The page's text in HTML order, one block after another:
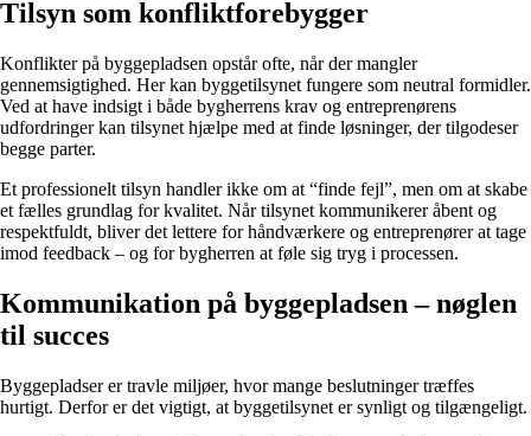
Tilsyn som konfliktforebygger
Konflikter på byggepladsen opstår ofte, når der mangler
gennemsigtighed. Her kan byggetilsynet fungere som neutral formidler.
Ved at have indsigt i både bygherrens krav og entreprenørens
udfordringer kan tilsynet hjælpe med at finde løsninger, der tilgodeser
begge parter.
Et professionelt tilsyn handler ikke om at “finde fejl”, men om at skabe
et fælles grundlag for kvalitet. Når tilsynet kommunikerer åbent og
respektfuldt, bliver det lettere for håndværkere og entreprenører at tage
imod feedback – og for bygherren at føle sig tryg i processen.
Kommunikation på byggepladsen – nøglen
til succes
Byggepladser er travle miljøer, hvor mange beslutninger træffes
hurtigt. Derfor er det vigtigt, at byggetilsynet er synligt og tilgængeligt.